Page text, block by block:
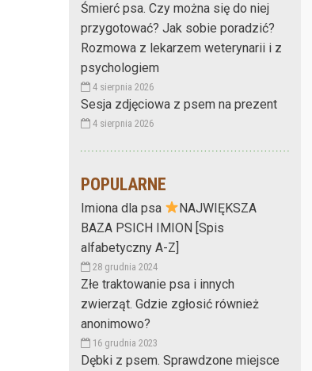
Śmierć psa. Czy można się do niej
przygotować? Jak sobie poradzić?
Rozmowa z lekarzem weterynarii i z
psychologiem
4 sierpnia 2026
Sesja zdjęciowa z psem na prezent
4 sierpnia 2026
POPULARNE
Imiona dla psa
NAJWIĘKSZA
BAZA PSICH IMION [Spis
alfabetyczny A-Z]
28 grudnia 2024
Złe traktowanie psa i innych
zwierząt. Gdzie zgłosić również
anonimowo?
16 grudnia 2023
Dębki z psem. Sprawdzone miejsce